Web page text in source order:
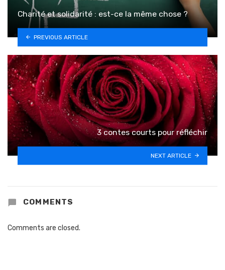
Charité et solidarité : est-ce la même chose ?
PREVIOUS ARTICLE
3 contes courts pour réfléchir
NEXT ARTICLE
COMMENTS
Comments are closed.